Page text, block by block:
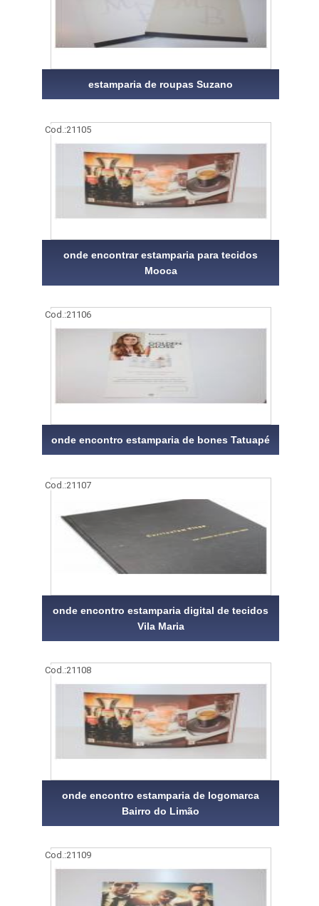
estamparia de roupas Suzano
Cod.:21105
onde encontrar estamparia para tecidos
Mooca
Cod.:21106
onde encontro estamparia de bones Tatuapé
Cod.:21107
onde encontro estamparia digital de tecidos
Vila Maria
Cod.:21108
onde encontro estamparia de logomarca
Bairro do Limão
Cod.:21109